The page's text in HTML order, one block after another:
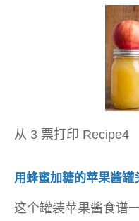
从 3 票打印 Recipe4
用蜂蜜加糖的苹果酱罐
这个罐装苹果酱食谱